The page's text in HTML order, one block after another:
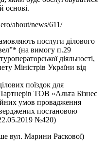
основі.
about/news/611/
послуги ділового
(на вимогу п.29
діяльності,
Міністрів України від
поїздок для
ТОВ «Альта Бізнес
умов провадження
постановою
№420)
вул. Марини Раскової)